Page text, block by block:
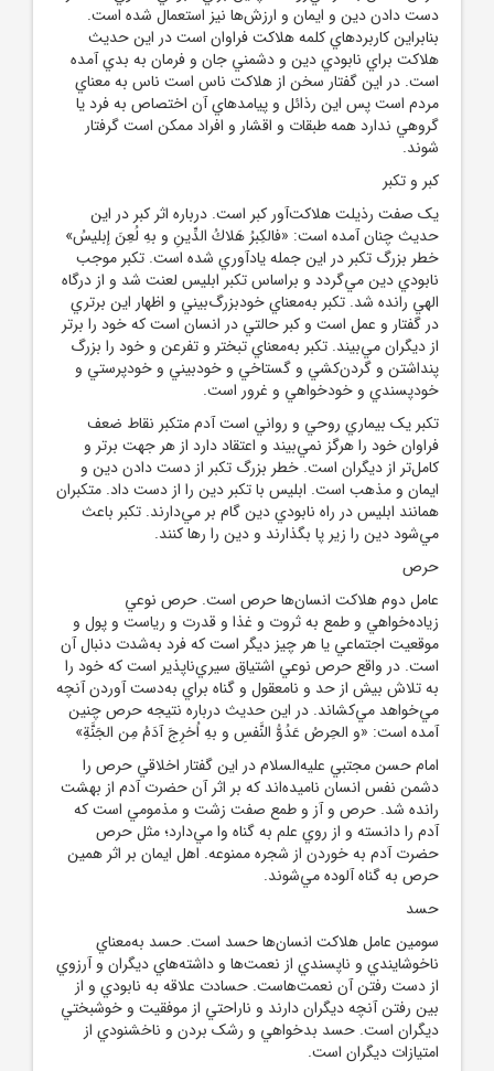
دست دادن دين و ايمان و ارزش‌ها نيز استعمال شده است.
بنابراين کاربردهاي کلمه هلاکت فراوان است در اين حديث
هلاکت براي نابودي دين و دشمني جان و فرمان‌ به بدي آمده
است. در اين گفتار سخن از هلاکت ناس است ناس به معناي
مردم است پس اين رذائل و پيامدهاي آن اختصاص به فرد يا
گروهي ندارد همه طبقات و اقشار و افراد ممکن است گرفتار
شوند.
کبر و تکبر
يک صفت رذيلت هلاکت‌آور کبر است. درباره اثر کبر در اين
حديث چنان آمده است: «فالكِبرُ هَلاكُ الدِّينِ و بهِ لُعِنَ إبليسُ»
خطر بزرگ تکبر در اين جمله يادآوري شده است. تکبر موجب
نابودي دين مي‌گردد و براساس تکبر ابليس لعنت شد و از درگاه
الهي رانده شد. تکبر به‌معناي خودبزرگ‌بيني و اظهار اين برتري
در گفتار و عمل است و کبر حالتي در انسان است که خود را برتر
از ديگران مي‌بيند. تکبر به‌معناي تبختر و تفرعن و خود را بزرگ
پنداشتن و گردن‌کشي و گستاخي و خودبيني و خودپرستي و
خودپسندي و خودخواهي و غرور است.
تکبر يک بيماري روحي و رواني است آدم متکبر نقاط ضعف
فراوان خود را هرگز نمي‌بيند و اعتقاد دارد از هر جهت برتر و
کامل‌تر از ديگران است. خطر بزرگ تکبر از دست دادن دين و
ايمان و مذهب است. ابليس با تکبر دين را از دست داد. متکبران
همانند ابليس در راه نابودي دين گام بر مي‌دارند. تکبر باعث
مي‌شود دين را زير پا بگذارند و دين را رها کنند.
حرص
عامل دوم هلاکت انسان‌ها حرص است. حرص نوعي
زياده‌خواهي و طمع به ثروت و غذا و قدرت و رياست و پول و
موقعيت اجتماعي يا هر چيز ديگر است که فرد به‌شدت دنبال آن
است. در واقع حرص نوعي اشتياق سيري‌ناپذير است که خود را
به تلاش بيش از حد و نامعقول و گناه براي به‌دست آوردن آنچه
مي‌‌خواهد مي‌کشاند. در اين حديث درباره نتيجه حرص چنين
آمده است: «و الحِرصُ عَدُوُّ النَّفسِ و بهِ اُخرِجَ آدَمُ مِن الجَنَّةِ»
امام حسن مجتبي عليه‌السلام در اين گفتار اخلاقي حرص را
دشمن نفس انسان ناميده‌اند که بر اثر آن حضرت آدم از بهشت
رانده شد. حرص و آز و طمع صفت زشت و مذمومي است که
آدم را دانسته و از روي علم به گناه وا مي‌دارد؛ مثل حرص
حضرت آدم به خوردن از شجره ممنوعه. اهل ايمان بر اثر همين
حرص به گناه آلوده مي‌شوند.
حسد
سومين عامل هلاکت انسان‌ها حسد است. حسد به‌معناي
ناخوشايندي و ناپسندي از نعمت‌ها و داشته‌هاي ديگران و آرزوي
از دست رفتن آن نعمت‌هاست. حسادت علاقه به نابودي و از
بين رفتن آنچه ديگران دارند و ناراحتي از موفقيت و خوشبختي
ديگران است. حسد بدخواهي و رشک بردن و ناخشنودي از
امتيازات ديگران است.